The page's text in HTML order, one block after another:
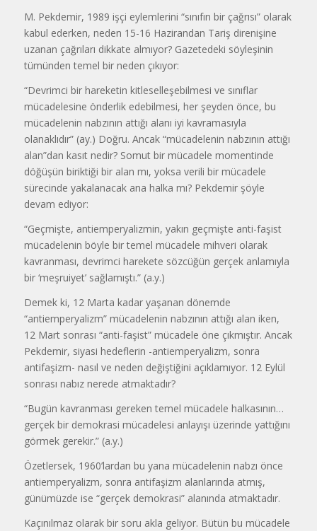
M. Pekdemir, 1989 işçi eylemlerini “sınıfın bir çağrısı” olarak
kabul ederken, neden 15-16 Hazirandan Tariş direnişine
uzanan çağrıları dikkate almıyor? Gazetedeki söyleşinin
tümünden temel bir neden çıkıyor:
“Devrimci bir hareketin kitleselleşebilmesi ve sınıflar
mücadelesine önderlik edebilmesi, her şeyden önce, bu
mücadelenin nabzının attığı alanı iyi kavramasıyla
olanaklıdır” (ay.) Doğru. Ancak “mücadelenin nabzının attığı
alan”dan kasıt nedir? Somut bir mücadele momentinde
döğüşün biriktiği bir alan mı, yoksa verili bir mücadele
sürecinde yakalanacak ana halka mı? Pekdemir şöyle
devam ediyor:
“Geçmişte, antiemperyalizmin, yakın geçmişte anti-faşist
mücadelenin böyle bir temel mücadele mihveri olarak
kavranması, devrimci harekete sözcüğün gerçek anlamıyla
bir ‘meşruiyet’ sağlamıştı.” (a.y.)
Demek ki, 12 Marta kadar yaşanan dönemde
“antiemperyalizm” mücadelenin nabzının attığı alan iken,
12 Mart sonrası “anti-faşist” mücadele öne çıkmıştır. Ancak
Pekdemir, siyasi hedeflerin -antiemperyalizm, sonra
antifaşizm- nasıl ve neden değiştiğini açıklamıyor. 12 Eylül
sonrası nabız nerede atmaktadır?
“Bugün kavranması gereken temel mücadele halkasının…
gerçek bir demokrasi mücadelesi anlayışı üzerinde yattığını
görmek gerekir.” (a.y.)
Özetlersek, 1960’lardan bu yana mücadelenin nabzı önce
antiemperyalizm, sonra antifaşizm alanlarında atmış,
günümüzde ise “gerçek demokrasi” alanında atmaktadır.
Kaçınılmaz olarak bir soru akla geliyor. Bütün bu mücadele